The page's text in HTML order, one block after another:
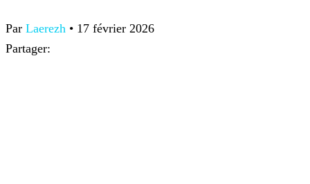
Par Laerezh • 17 février 2026
Partager: